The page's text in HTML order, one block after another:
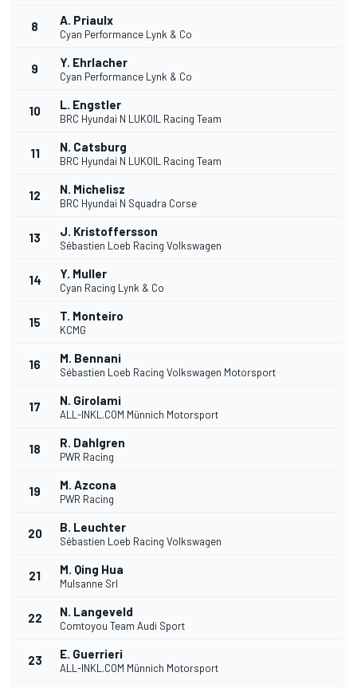
8 A. Priaulx
Cyan Performance Lynk & Co
9 Y. Ehrlacher
Cyan Performance Lynk & Co
10 L. Engstler
BRC Hyundai N LUKOIL Racing Team
11 N. Catsburg
BRC Hyundai N LUKOIL Racing Team
12 N. Michelisz
BRC Hyundai N Squadra Corse
13 J. Kristoffersson
Sébastien Loeb Racing Volkswagen
14 Y. Muller
Cyan Racing Lynk & Co
15 T. Monteiro
KCMG
16 M. Bennani
Sébastien Loeb Racing Volkswagen Motorsport
17 N. Girolami
ALL-INKL.COM Münnich Motorsport
18 R. Dahlgren
PWR Racing
19 M. Azcona
PWR Racing
20 B. Leuchter
Sébastien Loeb Racing Volkswagen
21 M. Qing Hua
Mulsanne Srl
22 N. Langeveld
Comtoyou Team Audi Sport
23 E. Guerrieri
ALL-INKL.COM Münnich Motorsport